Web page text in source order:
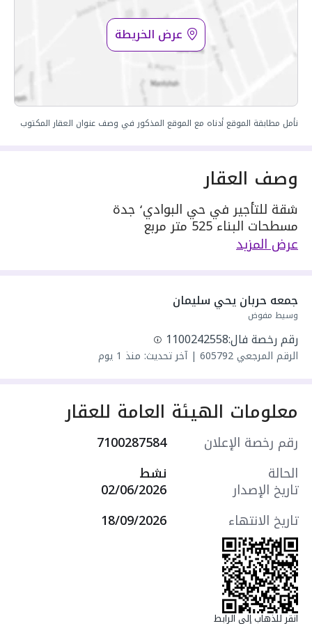
عرض الخريطة
نأمل مطابقة الموقع أدناه مع الموقع المذكور في وصف عنوان العقار المكتوب
وصف العقار
شقة للتأجير في حي البوادي٬ جدة
مسطحات البناء 525 متر مربع
مكونة من: 1 غرفة
واصل كهرباء
سنة البناء: 2026
سعرها 2500 ر.س
عرض المزيد
جمعه حربان يحي سليمان
وسيط مفوض
رقم رخصة فال:1100242558
الرقم المرجعي605792
|آخر تحديث: منذ 1 يوم
معلومات الهيئة العامة للعقار
رقم رخصة الإعلان
7100287584
الحالة
نشط
تاريخ الإصدار
02/06/2026
تاريخ الانتهاء
18/09/2026
انقر للذهاب إلى الرابط